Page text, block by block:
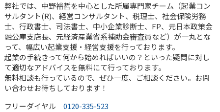
弊社では、中野裕哲を中心とした所属専門家チーム（起業コン
サルタント(R)、経営コンサルタント、税理士、社会保険労務
士、行政書士、司法書士、中小企業診断士、FP、元日本政策金
融公庫支店長、元経済産業省系補助金審査員など）が一丸とな
って、幅広い起業支援・経営支援を行っております。
起業の手続きって何から始めればいいの？といった疑問に対し
て適切なアドバイスを無料にて行っております。
無料相談も行っているので、ぜひ一度、ご相談ください。お問
い合わせお待ちしております！
フリーダイヤル 0120-335-523